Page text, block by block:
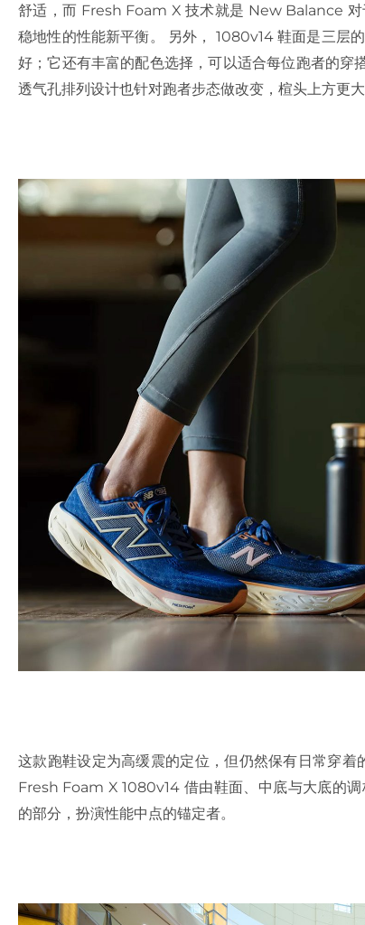
舒适，而 Fresh Foam X 技术就是 New Balance
稳地性的性能新平衡。 另外， 1080v14 鞋面是三层
好；它还有丰富的配色选择，可以适合每位跑者的
透气孔排列设计也针对跑者步态做改变，楦头上方更
这款跑鞋设定为高缓震的定位，但仍然保有日常穿
Fresh Foam X 1080v14 借由鞋面、中底与大底的
的部分，扮演性能中点的锚定者。